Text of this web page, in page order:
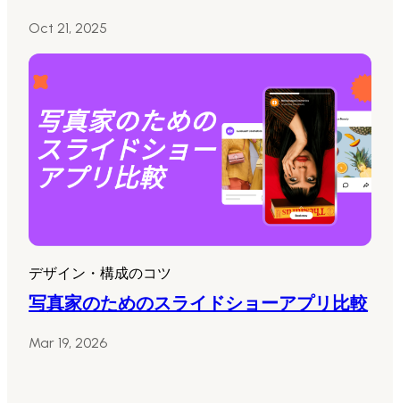
Oct 21, 2025
デザイン・構成のコツ
写真家のためのスライドショーアプリ比較
Mar 19, 2026